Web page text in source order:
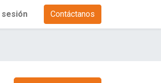
sesión Contáctanos